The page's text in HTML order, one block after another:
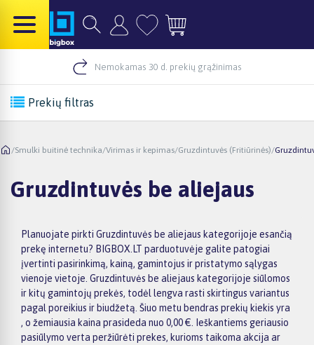
Nemokamas 30 d. prekių grąžinimas
Prekių filtras
/Smulki buitinė technika/Virimas ir kepimas/Gruzdintuvės (Fritiūrinės)/
Gruzdintuvės be aliejaus
Planuojate pirkti Gruzdintuvės be aliejaus kategorijoje esančią
prekę internetu? BIGBOX.LT parduotuvėje galite patogiai
įvertinti pasirinkimą, kainą, gamintojus ir pristatymo sąlygas
vienoje vietoje. Gruzdintuvės be aliejaus kategorijoje siūlomos
ir kitų gamintojų prekės, todėl lengva rasti skirtingus variantus
pagal poreikius ir biudžetą. Šiuo metu bendras prekių kiekis yra
, o žemiausia kaina prasideda nuo 0,00 €. Ieškantiems geriausio
pasiūlymo verta peržiūrėti prekes, kurioms taikoma akcija ar